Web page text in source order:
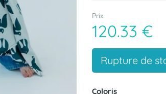
Prix
120.33 €
Rupture de
Coloris